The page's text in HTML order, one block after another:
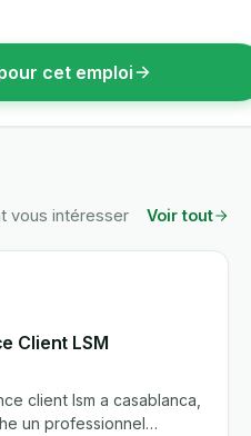
cet emploi
vous intéresser Voir tout
Client LSM
client lsm a casablanca,
un professionnel